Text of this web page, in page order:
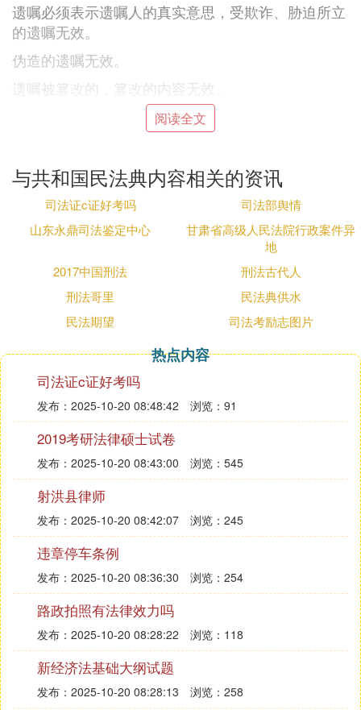
遗嘱必须表示遗嘱人的真实意思，受欺诈、胁迫所立
的遗嘱无效。
伪造的遗嘱无效。
遗嘱被篡改的，篡改的内容无效。
被继承人计划立遗嘱的话，可以根据当时的情况自行
选择立遗嘱方式，但如果不是情况危急，不能订立口
容都必须是被继承人真实的意思表示。
⑵ 《民法典》第1042条的具体内容是什么
《中华人民共和国民法典》第1042条规定如下：
严禁包办、买卖及其他干扰婚姻自由的行为；
禁止以婚姻之名进行财物要求或借贷；
杜绝重婚；
明确禁止有配偶者与他人同居，以及家庭暴力现象的
坚决抵制家庭成员间的虐待和遗弃行为。
【法律依据】
《中华人民共和国民法典》第一千零四十条
本编调整因婚姻家庭产生的民事关系。
第一千零四十二条
禁止包办、买卖婚姻和其他干涉婚姻自由的行为。禁
止借婚姻索取财物。
禁止重婚。禁止有配偶者与他人同居。
禁止家庭暴力。禁止家庭成员间的虐待和遗弃。
⑶ 民法典1064条规定
《中华人民共和国民法典》第一千零六十四条：
1、夫妻双方共同签名或者夫妻一方事后追认等共同
意思表示所负的债务，以及夫妻一方在婚姻关系存续
期间以个人名义为家庭日常生活需要所负的债务，属
于夫妻共同债务；
2、夫妻一方在婚姻关系存续期间以个人名义超出家
阅读全文
与共和国民法典内容相关的资讯
司法证c证好考吗
司法部舆情
山东永鼎司法鉴定中心
甘肃省高级人民法院行政案件异
地
2017中国刑法
刑法古代人
刑法哥里
民法典供水
民法期望
司法考励志图片
热点内容
司法证c证好考吗
发布：2025-10-20 08:48:42 浏览：91
2019考研法律硕士试卷
发布：2025-10-20 08:43:00 浏览：545
射洪县律师
发布：2025-10-20 08:42:07 浏览：245
违章停车条例
发布：2025-10-20 08:36:30 浏览：254
路政拍照有法律效力吗
发布：2025-10-20 08:28:22 浏览：118
新经济法基础大纲试题
发布：2025-10-20 08:28:13 浏览：258